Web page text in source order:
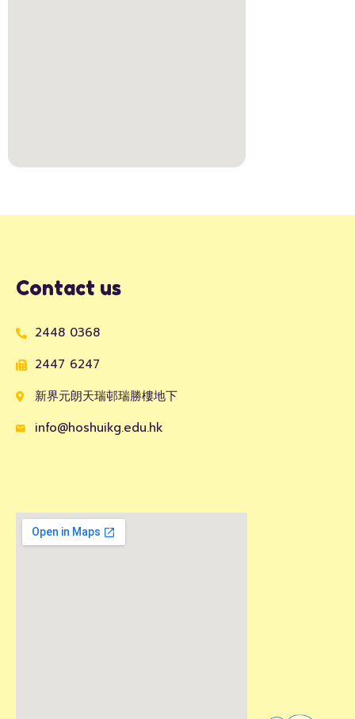
Contact us
2448 0368
2447 6247
新界元朗天瑞邨瑞勝樓地下
info@hoshuikg.edu.hk